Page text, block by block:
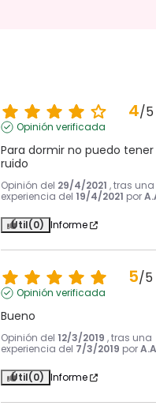
4/5
Opinión verificada
Para dormir no puedo tener
ruido
Opinión del 29/4/2021 , tras una
experiencia del 19/4/2021 por
Útil(0) Informe
5/5
Opinión verificada
Bueno
Opinión del 12/3/2019 , tras una
experiencia del 7/3/2019 por
Útil(0) Informe